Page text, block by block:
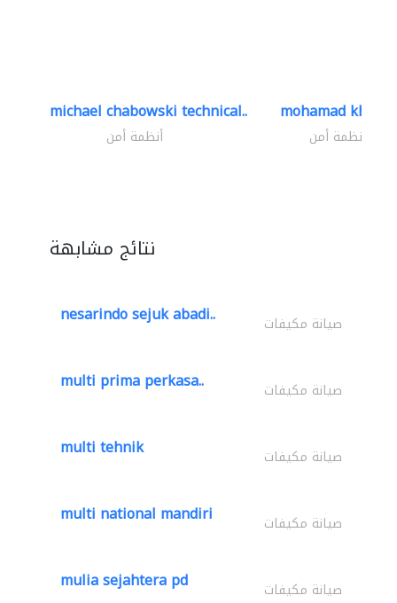
michael chabowski technical..
أنظمة أمن
mohamad khayat
أنظمة أمن
نتائج مشابهة
nesarindo sejuk abadi.. صيانة مكيفات
multi prima perkasa.. صيانة مكيفات
multi tehnik صيانة مكيفات
multi national mandiri صيانة مكيفات
mulia sejahtera pd صيانة مكيفات